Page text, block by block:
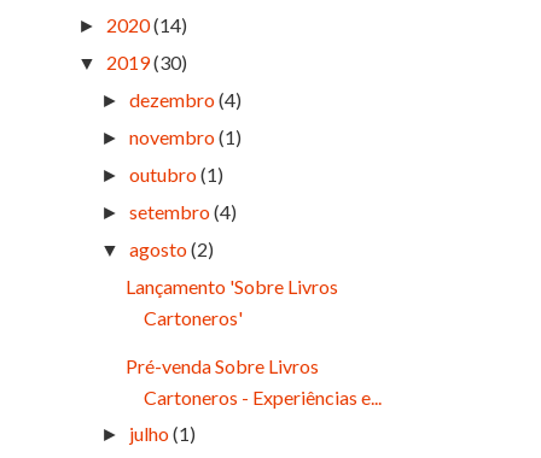
► 2020(14)
▼ 2019(30)
►dezembro(4)
►novembro(1)
►outubro(1)
►setembro(4)
▼ agosto(2)
Lançamento 'Sobre Livros
Cartoneros'
Pré-venda Sobre Livros
Cartoneros - Experiências e...
► julho(1)